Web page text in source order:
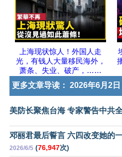
上海现状惊人！外国人走
光，有钱人大量移民海外，
萧条、失业、破产，……
更多文章导读： 2026年6月2日
美防长聚焦台海 专家警告中共
邓丽君最后誓言 六四改变她的
2026/6/5 (76,947次)